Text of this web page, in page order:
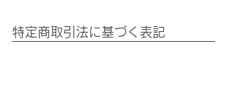
特定商取引法に基づく表記